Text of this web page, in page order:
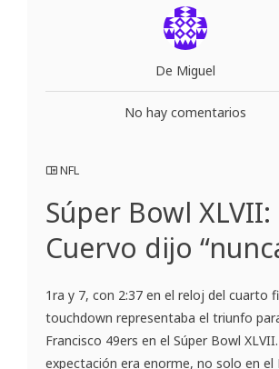
De Miguel
No hay comentarios
NFL
Súper Bowl XLVII:
Cuervo dijo
1ra y 7, con 2:37 en el reloj del cuarto
touchdown representaba el triunfo
Francisco 49ers en el Súper Bowl
expectación era enorme, no solo en el